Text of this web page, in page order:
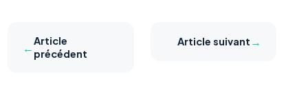
←Article
précédent
Article suivant →